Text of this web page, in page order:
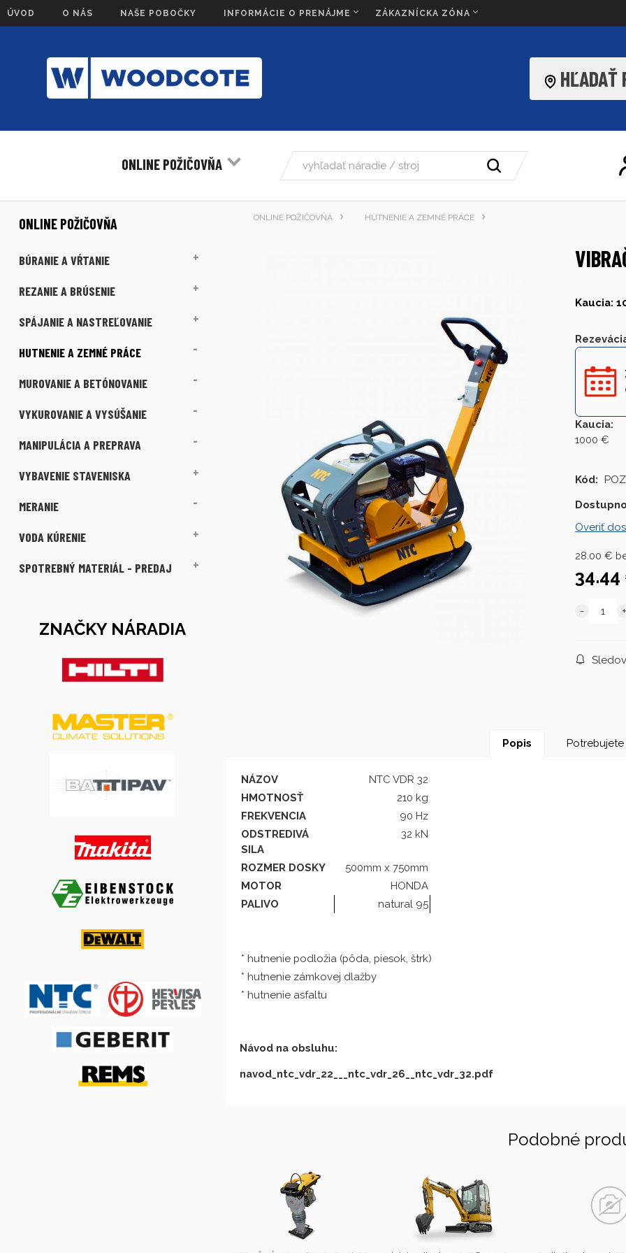
ÚVOD O NÁS NAŠE POBOČKY INFORMÁCIE O PRENÁJME ZÁKAZNÍCKA ZÓNA
HĽADAŤ
ONLINE POŽIČOVŇA
ONLINE POŽIČOVŇA
BÚRANIE A VŔTANIE
REZANIE A BRÚSENIE
SPÁJANIE A NASTREĽOVANIE
HUTNENIE A ZEMNÉ PRÁCE
MUROVANIE A BETÓNOVANIE
VYKUROVANIE A VYSÚŠANIE
MANIPULÁCIA A PREPRAVA
VYBAVENIE STAVENISKA
MERANIE
VODA KÚRENIE
SPOTREBNÝ MATERIÁL - PREDAJ
ZNAČKY NÁRADIA
ONLINE POŽIČOVŇA HUTNENIE A ZEMNÉ PRÁCE
Kaucia:
Kaucia:
1000 €
Kód:
Overiť
28.00 €
34.44
Popis
NÁZOV
NTC VDR 32
HMOTNOSŤ
210 kg
FREKVENCIA
90 Hz
ODSTREDIVÁ
SILA
32 kN
ROZMER DOSKY
500mm x 750mm
MOTOR
HONDA
PALIVO
natural 95
* hutnenie podložia (pôda, piesok, štrk)
* hutnenie zámkovej dlažby
* hutnenie asfaltu
Návod na obsluhu:
navod_ntc_vdr_22___ntc_vdr_26__ntc_vdr_32.pdf
Podobné